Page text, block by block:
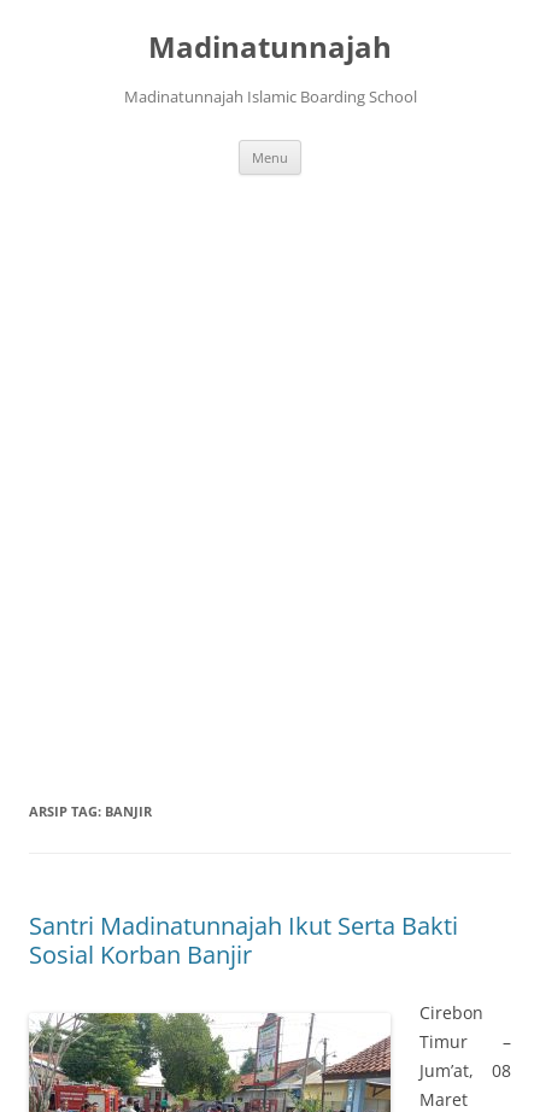
Madinatunnajah
Madinatunnajah Islamic Boarding School
Menu
ARSIP TAG: BANJIR
Santri Madinatunnajah Ikut Serta Bakti
Sosial Korban Banjir
Cirebon
Timur –
Jum’at, 08
Maret